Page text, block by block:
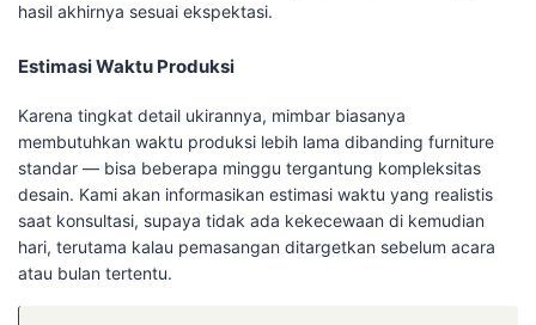
hasil akhirnya sesuai ekspektasi.
Estimasi Waktu Produksi
Karena tingkat detail ukirannya, mimbar biasanya
membutuhkan waktu produksi lebih lama dibanding furniture
standar — bisa beberapa minggu tergantung kompleksitas
desain. Kami akan informasikan estimasi waktu yang realistis
saat konsultasi, supaya tidak ada kekecewaan di kemudian
hari, terutama kalau pemasangan ditargetkan sebelum acara
atau bulan tertentu.